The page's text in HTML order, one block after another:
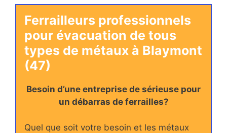
Ferrailleurs professionnels
pour évacuation de tous
types de métaux à Blaymont
(47)
Besoin d’une entreprise de sérieuse pour
un débarras de ferrailles?
Quel que soit votre besoin et les métaux